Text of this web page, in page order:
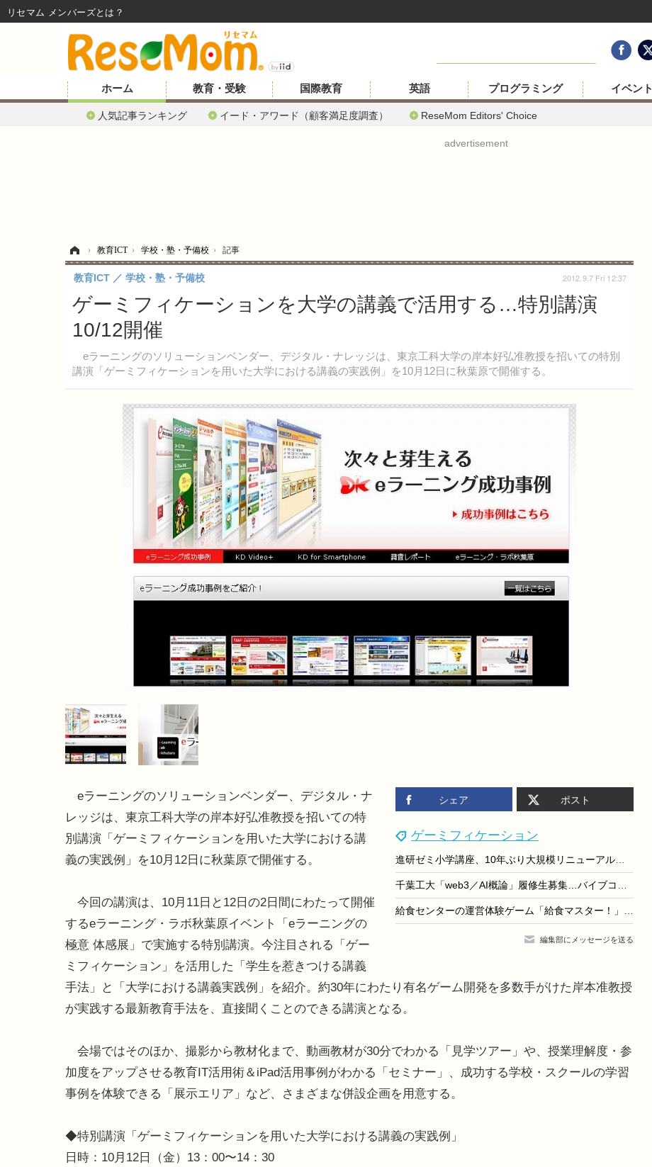
ホーム
人気記事ランキング イード・アワード（顧客満足度調査） ReseMom Editors' Choice
教育・受験 国際教育 英語 プログラミング イベント
advertisement
› 教育ICT › 学校・塾・予備校 › 記事
ゲーミフィケーションを大学の講義で活用する…特別講演
10/12開催
eラーニングのソリューションベンダー、デジタル・ナレッジは、東京工科大学の岸本好弘准教授を招いての特別
講演「ゲーミフィケーションを用いた大学における講義の実践例」を10月12日に秋葉原で開催する。
教育ICT 学校・塾・予備校 2012.9.7 Fri 12:37
シェア ポスト
ゲーミフィケーション
進研ゼミ小学講座、10年ぶり大規模リニューアル…ゲーム×学習と人×AIで学びを進化
千葉工大「web3／AI概論」履修生募集…バイブコーディングで人材育成
給食センターの運営体験ゲーム「給食マスター！」配信開始
編集部にメッセージを送る
eラーニングのソリューションベンダー、デジタル・ナ
レッジは、東京工科大学の岸本好弘准教授を招いての特
別講演「ゲーミフィケーションを用いた大学における講
義の実践例」を10月12日に秋葉原で開催する。
今回の講演は、10月11日と12日の2日間にわたって開催
するeラーニング・ラボ秋葉原イベント「eラーニングの
極意 体感展」で実施する特別講演。今注目される「ゲー
ミフィケーション」を活用した「学生を惹きつける講義
手法」と「大学における講義実践例」を紹介。約30年にわたり有名ゲーム開発を多数手がけた岸本准教授
が実践する最新教育手法を、直接聞くことのできる講演となる。
会場ではそのほか、撮影から教材化まで、動画教材が30分でわかる「見学ツアー」や、授業理解度・参
加度をアップさせる教育IT活用術＆iPad活用事例がわかる「セミナー」、成功する学校・スクールの学習
事例を体験できる「展示エリア」など、さまざまな併設企画を用意する。
◆特別講演「ゲーミフィケーションを用いた大学における講義の実践例」
日時：10月12日（金）13：00〜14：30
リセマム メンバーズ